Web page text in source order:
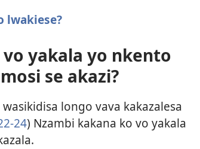
lwakiese?
yakala yo nkento
se akazi?
longo vava kakazalesa
24) Nzambi kakana ko vo yakala